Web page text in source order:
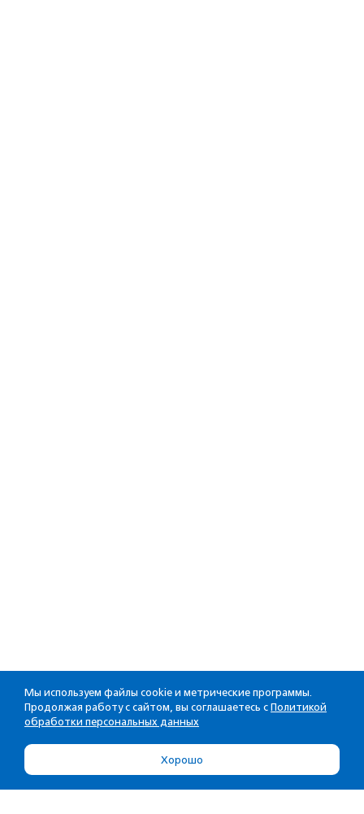
Мы используем файлы cookie и метрические программы.
Продолжая работу с сайтом, вы соглашаетесь с Политикой
обработки персональных данных
Хорошо